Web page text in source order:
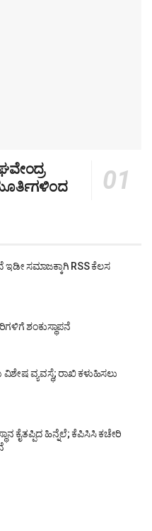
ಇಡೀ ಸಮಾಜಕ್ಕಾಗಿ RSS ಕೆಲಸ
ಶಂಕುಸ್ಥಾಪನೆ
ವ್ಯವಸ್ಥೆ; ರಾಖಿ ಕಳುಹಿಸಲು
ಕೈತಪ್ಪಿದ ಹಿನ್ನೆಲೆ; ಕೆಪಿಸಿಸಿ ಕಚೇರಿ